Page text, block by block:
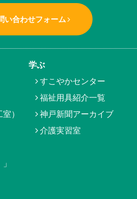
い合わせフォーム
）
学ぶ
すこやかセンター
福祉用具紹介一覧
神戸新聞アーカイブ
介護実習室